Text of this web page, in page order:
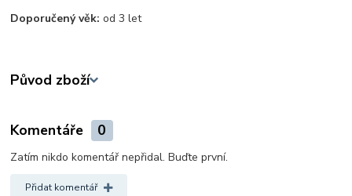
Doporučený věk:od 3 let
Původ zboží
Komentáře 0
Zatím nikdo komentář nepřidal. Buďte první.
Přidat komentář